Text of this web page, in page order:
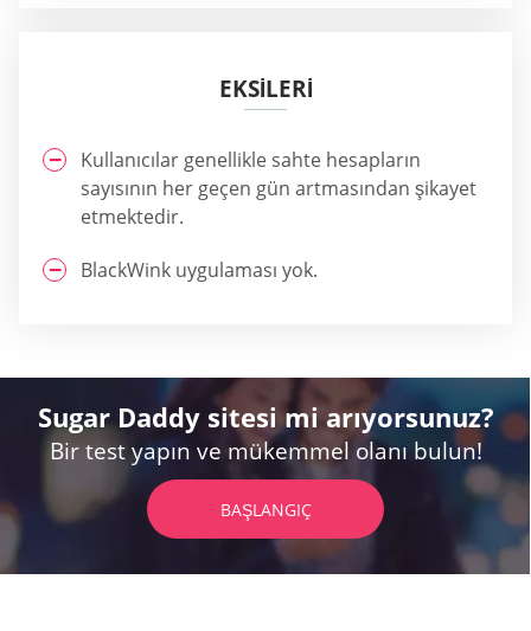
EKSİLERİ
Kullanıcılar genellikle sahte hesapların
sayısının her geçen gün artmasından şikayet
etmektedir.
BlackWink uygulaması yok.
Sugar Daddy sitesi mi arıyorsunuz?
Bir test yapın ve mükemmel olanı bulun!
BAŞLANGIÇ